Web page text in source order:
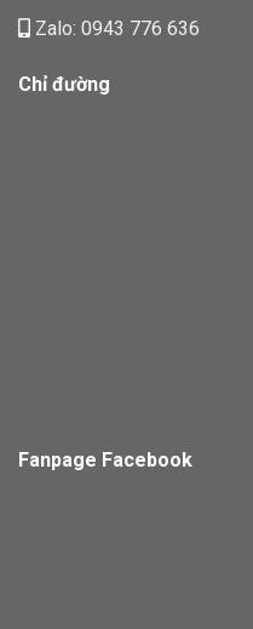
Zalo: 0943 776 636
Chỉ đường
Fanpage Facebook